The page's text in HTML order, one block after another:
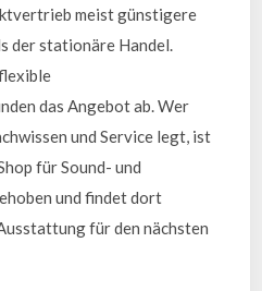
meist günstigere
der stationäre Handel.
das Angebot ab. Wer
und Service legt, ist
für Sound- und
und findet dort
für den nächsten